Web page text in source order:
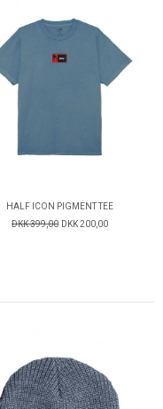
HALF ICON PIGMENT TEE
DKK 399,00 DKK 200,00